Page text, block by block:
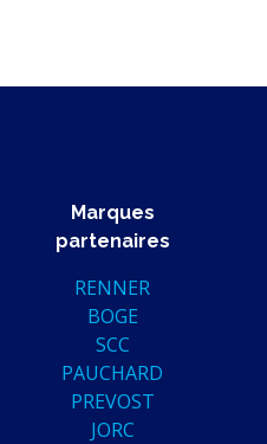
Marques
partenaires
RENNER
BOGE
SCC
PAUCHARD
PREVOST
JORC